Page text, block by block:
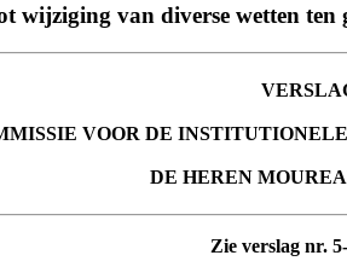
wijziging van diverse wetten
VOOR DE
DE HEREN
Zie verslag nr.